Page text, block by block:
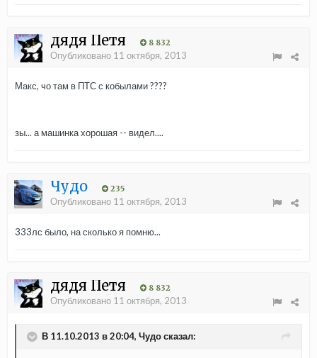
дядя Петя 8 832
Опубликовано 11 октября, 2013
Макс, чо там в ПТС с кобылами ????
зы... а машинка хорошая -- видел....
Чудо 235
Опубликовано 11 октября, 2013
333лс было, на сколько я помню...
дядя Петя 8 832
Опубликовано 11 октября, 2013
В 11.10.2013 в 20:04, Чудо сказал: